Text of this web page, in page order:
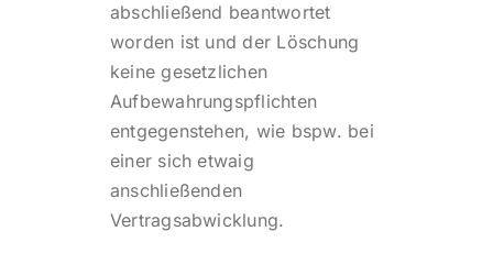
abschließend beantwortet
worden ist und der Löschung
keine gesetzlichen
Aufbewahrungspflichten
entgegenstehen, wie bspw. bei
einer sich etwaig
anschließenden
Vertragsabwicklung.